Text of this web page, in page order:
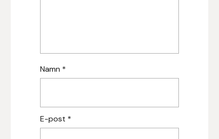
Namn *
E-post *
Mountain Horse